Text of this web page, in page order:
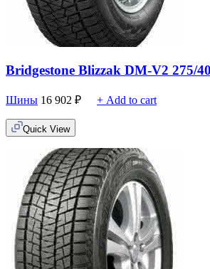
Bridgestone Blizzak DM-V2 275/
Шины 16 902 ₽ + Add to cart
Quick View